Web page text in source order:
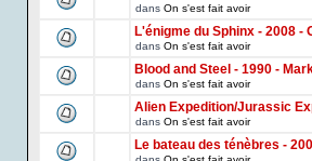
dans On s'est fait avoir
L'énigme du Sphinx - 2008 -
dans On s'est fait avoir
Blood and Steel - 1990 -
dans On s'est fait avoir
Alien Expedition/Jurassic
dans On s'est fait avoir
Le bateau des ténèbres -